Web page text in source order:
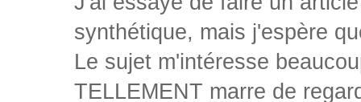
synthétique, mais j'espère
Le sujet m'intéresse
TELLEMENT marre de